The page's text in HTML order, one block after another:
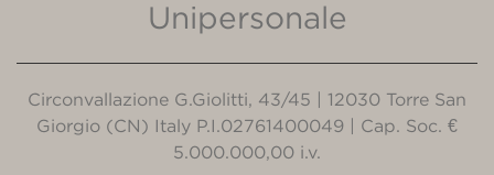
Unipersonale
Circonvallazione G.Giolitti, 43/45 | 12030 Torre San
Giorgio (CN) Italy P.I.02761400049 | Cap. Soc. €
5.000.000,00 i.v.